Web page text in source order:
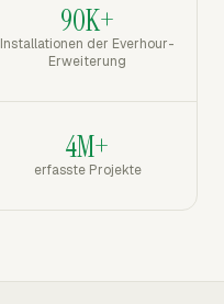
90K+
Installationen der Everhour-
Erweiterung
4M+
erfasste Projekte